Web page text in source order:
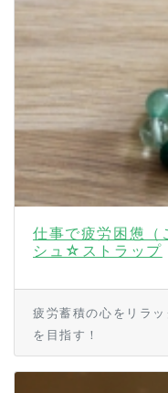
仕事で疲労困憊（
シュ☆ストラップ
疲労蓄積の心をリラ
を目指す！